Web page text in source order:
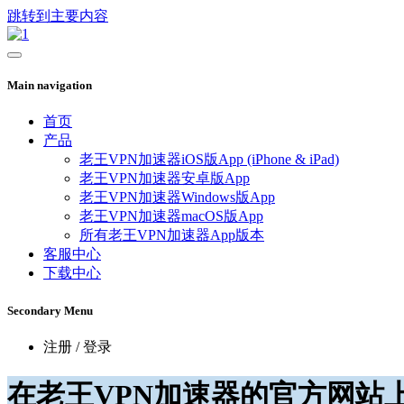
跳转到主要内容
Main navigation
首页
产品
老王VPN加速器iOS版App (iPhone & iPad)
老王VPN加速器安卓版App
老王VPN加速器Windows版App
老王VPN加速器macOS版App
所有老王VPN加速器App版本
客服中心
下载中心
Secondary Menu
注册 / 登录
在老王VPN加速器的官方网站